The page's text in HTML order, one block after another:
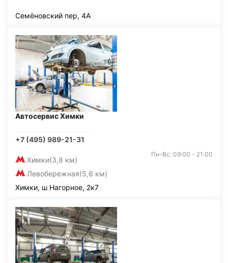
Семёновский пер, 4А
Автосервис Химки
+7 (495) 989-21-31
Химки(3,8 км)
Левобережная(5,6 км)
Пн-Вс: 09:00 - 21:00
Химки, ш Нагорное, 2к7